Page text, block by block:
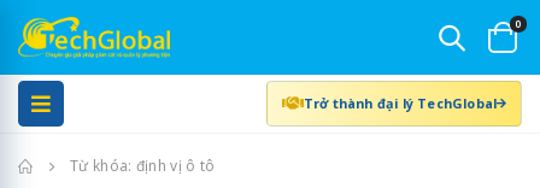
0
Trở thành đại lý TechGlobal
Trang chủTừ khóa: định vị ô tô